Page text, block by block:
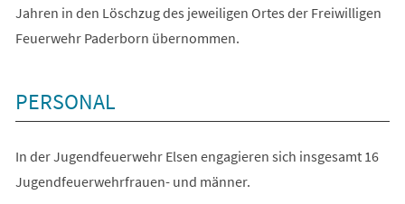
Jahren in den Löschzug des jeweiligen Ortes der Freiwilligen
Feuerwehr Paderborn übernommen.
PERSONAL
In der Jugendfeuerwehr Elsen engagieren sich insgesamt 16
Jugendfeuerwehrfrauen- und männer.